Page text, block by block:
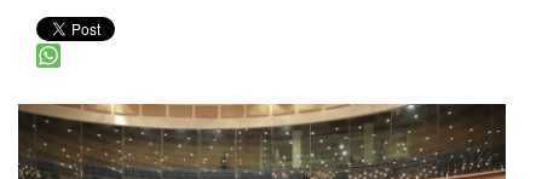
PARTICIPACIÓN
RELACIONES INTERNACIONALES
AGENDA